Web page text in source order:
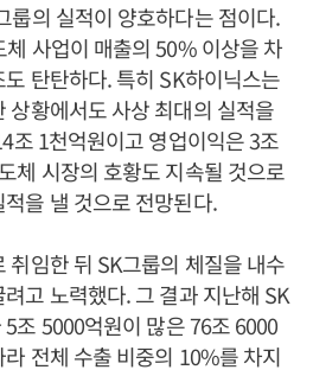
룹의 실적이 양호하다는 점이다.
사업이 매출의 50% 이상을 차
탄탄하다. 특히 SK하이닉스는
상황에서도 사상 최대의 실적을
조 1천억원이고 영업이익은 3조
체 시장의 호황도 지속될 것으로
을 낼 것으로 전망된다.
취임한 뒤 SK그룹의 체질을 내수
고 노력했다. 그 결과 지난해 SK
조 5000억원이 많은 76조 6000
전체 수출 비중의 10%를 차지